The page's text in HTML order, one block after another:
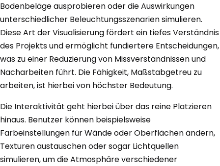
Bodenbeläge ausprobieren oder die Auswirkungen
unterschiedlicher Beleuchtungsszenarien simulieren.
Diese Art der Visualisierung fördert ein tiefes Verständnis
des Projekts und ermöglicht fundiertere Entscheidungen,
was zu einer Reduzierung von Missverständnissen und
Nacharbeiten führt. Die Fähigkeit, Maßstabgetreu zu
arbeiten, ist hierbei von höchster Bedeutung.
Die Interaktivität geht hierbei über das reine Platzieren
hinaus. Benutzer können beispielsweise
Farbeinstellungen für Wände oder Oberflächen ändern,
Texturen austauschen oder sogar Lichtquellen
simulieren, um die Atmosphäre verschiedener